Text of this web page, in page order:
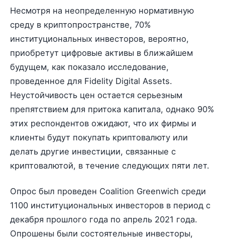
Несмотря на неопределенную нормативную
среду в криптопространстве, 70%
институциональных инвесторов, вероятно,
приобретут цифровые активы в ближайшем
будущем, как показало исследование,
проведенное для Fidelity Digital Assets.
Неустойчивость цен остается серьезным
препятствием для притока капитала, однако 90%
этих респондентов ожидают, что их фирмы и
клиенты будут покупать криптовалюту или
делать другие инвестиции, связанные с
криптовалютой, в течение следующих пяти лет.
Опрос был проведен Coalition Greenwich среди
1100 институциональных инвесторов в период с
декабря прошлого года по апрель 2021 года.
Опрошены были состоятельные инвесторы,